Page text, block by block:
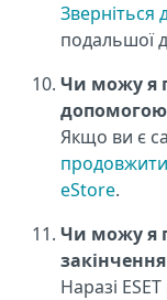
Зверніться
подальшої
Чи можу я
допомогою
Якщо ви є
продовжити
eStore.
Чи можу я
закінчення
Наразі